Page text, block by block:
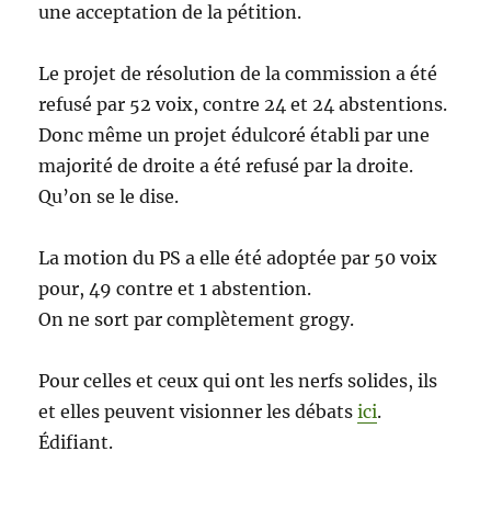
une acceptation de la pétition.
Le projet de résolution de la commission a été
refusé par 52 voix, contre 24 et 24 abstentions.
Donc même un projet édulcoré établi par une
majorité de droite a été refusé par la droite.
Qu’on se le dise.
La motion du PS a elle été adoptée par 50 voix
pour, 49 contre et 1 abstention.
On ne sort par complètement grogy.
Pour celles et ceux qui ont les nerfs solides, ils
et elles peuvent visionner les débatsici.
Édifiant.